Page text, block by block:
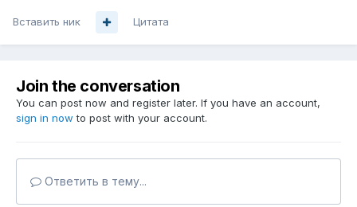
Вставить ник Цитата
Join the conversation
You can post now and register later. If you have an account,
sign in now to post with your account.
Ответить в тему...